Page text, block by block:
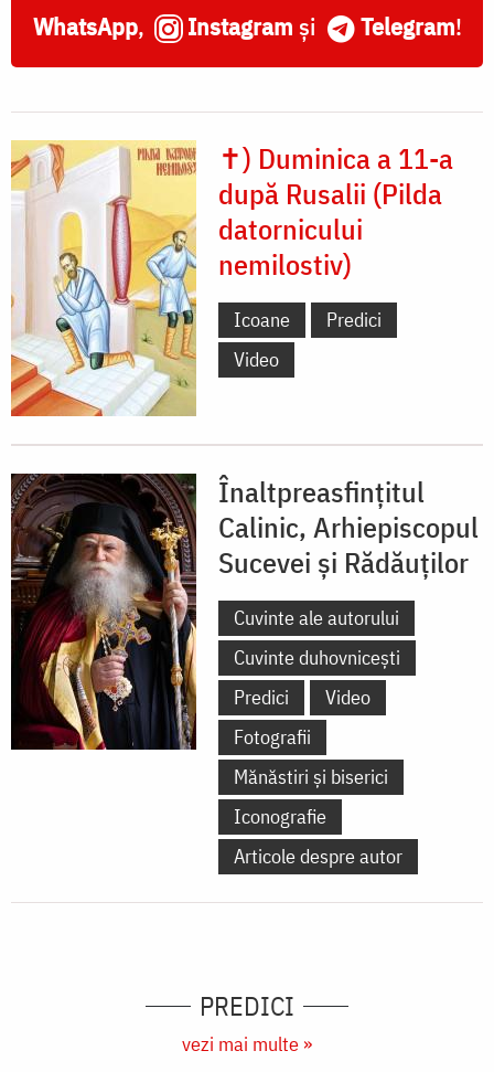
WhatsApp, Instagram și Telegram!
✝) Duminica a 11-a
după Rusalii (Pilda
datornicului
nemilostiv)
Icoane
Predici
Video
Înaltpreasfințitul
Calinic, Arhiepiscopul
Sucevei și Rădăuților
Cuvinte ale autorului
Cuvinte duhovnicești
Predici
Video
Fotografii
Mănăstiri și biserici
Iconografie
Articole despre autor
PREDICI
vezi mai multe »